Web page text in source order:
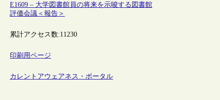
E1609 – 大学図書館員の将来を示唆する図書館
評価会議＜報告＞
累計アクセス数:11230
印刷用ページ
カレントアウェアネス・ポータル